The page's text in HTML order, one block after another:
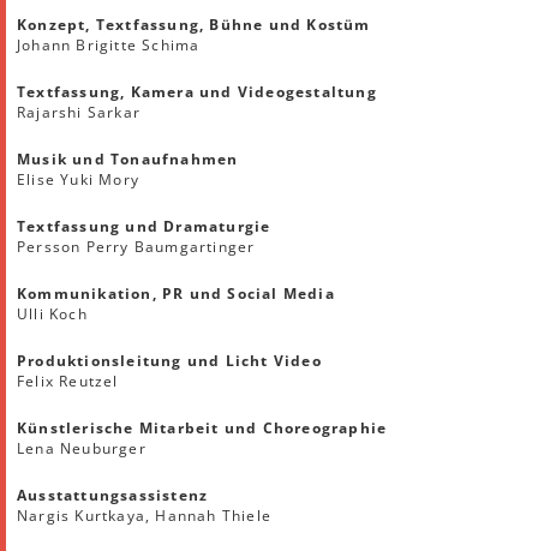
Konzept, Textfassung, Bühne und Kostüm
Johann Brigitte Schima
Textfassung, Kamera und Videogestaltung
Rajarshi Sarkar
Musik und Tonaufnahmen
Elise Yuki Mory
Textfassung und Dramaturgie
Persson Perry Baumgartinger
Kommunikation, PR und Social Media
Ulli Koch
Produktionsleitung und Licht Video
Felix Reutzel
Künstlerische Mitarbeit und Choreographie
Lena Neuburger
Ausstattungsassistenz
Nargis Kurtkaya, Hannah Thiele